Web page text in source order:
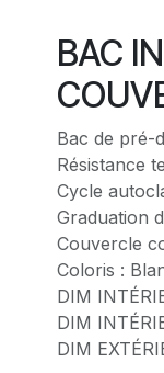
BAC
Bac de pré-
Résistance
Cycle
Graduation
Couvercle
Coloris :
DIM
DIM
DIM